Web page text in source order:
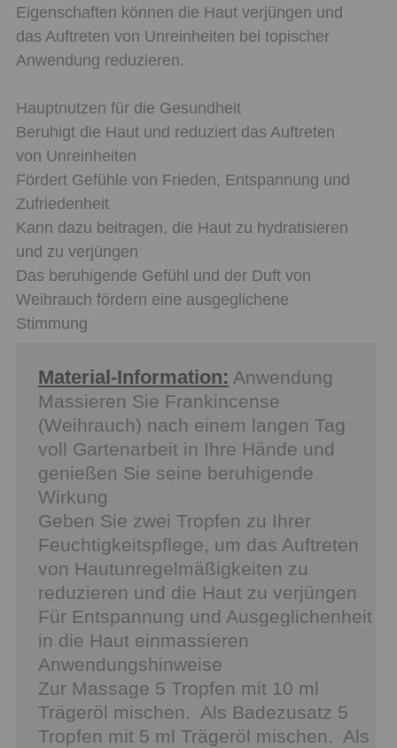
Eigenschaften können die Haut verjüngen und
das Auftreten von Unreinheiten bei topischer
Anwendung reduzieren.
Hauptnutzen für die Gesundheit
Beruhigt die Haut und reduziert das Auftreten
von Unreinheiten
Fördert Gefühle von Frieden, Entspannung und
Zufriedenheit
Kann dazu beitragen, die Haut zu hydratisieren
und zu verjüngen
Das beruhigende Gefühl und der Duft von
Weihrauch fördern eine ausgeglichene
Stimmung
Material-Information: Anwendung
Massieren Sie Frankincense
(Weihrauch) nach einem langen Tag
voll Gartenarbeit in Ihre Hände und
genießen Sie seine beruhigende
Wirkung
Geben Sie zwei Tropfen zu Ihrer
Feuchtigkeitspflege, um das Auftreten
von Hautunregelmäßigkeiten zu
reduzieren und die Haut zu verjüngen
Für Entspannung und Ausgeglichenheit
in die Haut einmassieren
Anwendungshinweise
Zur Massage 5 Tropfen mit 10 ml
Trägeröl mischen. Als Badezusatz 5
Tropfen mit 5 ml Trägeröl mischen. Als